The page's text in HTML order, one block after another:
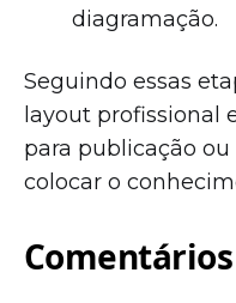
diagramação.
Seguindo essas
layout profissional
para publicação ou
colocar o